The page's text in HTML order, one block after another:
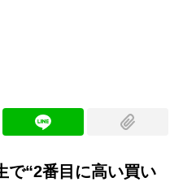
で“2番目に高い買い